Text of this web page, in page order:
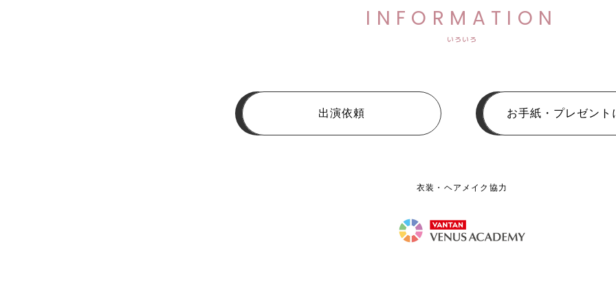
INFORMATION
いろいろ
出演依頼 お手紙・プレゼント
衣装・ヘアメイク協力